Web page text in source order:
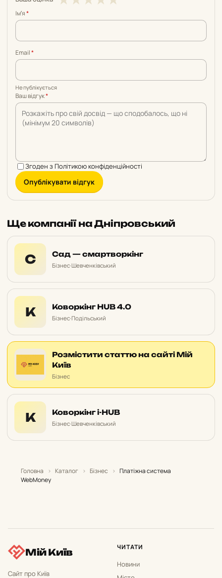
5
5
5
5
5
Імʼя*
Email*
Не публікується
Ваш відгук*
Згоден з Політикою конфіденційності
Опублікувати відгук
Ще компанії на Дніпровський
С Сад — смартворкінг
Бізнес·Шевченківський
К Коворкінг HUB 4.0
Бізнес·Подільський
Розмістити статтю на сайті Мій
Київ
Бізнес
К Коворкінг i-HUB
Бізнес·Шевченківський
Головна › Каталог › Бізнес › Платіжна система
WebMoney
Мій Київ
Сайт про Київ
ЧИТАТИ
Новини